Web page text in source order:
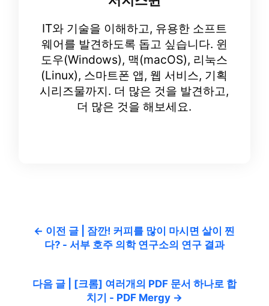
IT와 기술을 이해하고, 유용한 소프트
웨어를 발견하도록 돕고 싶습니다. 윈
도우(Windows), 맥(macOS), 리눅스
(Linux), 스마트폰 앱, 웹 서비스, 기획
시리즈물까지. 더 많은 것을 발견하고,
더 많은 것을 해보세요.
← 이전 글 | 잠깐! 커피를 많이 마시면 살이 찐
다? - 서부 호주 의학 연구소의 연구 결과
다음 글 | [크롬] 여러개의 PDF 문서 하나로 합
치기 - PDF Mergy →